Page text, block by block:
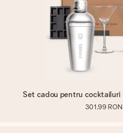
Set cadou pentru cocktailuri
301,99 RON